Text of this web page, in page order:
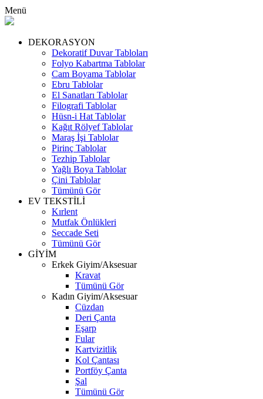
Menü
DEKORASYON
Dekoratif Duvar Tabloları
Folyo Kabartma Tablolar
Cam Boyama Tablolar
Ebru Tablolar
El Sanatları Tablolar
Filografi Tablolar
Hüsn-i Hat Tablolar
Kağıt Rölyef Tablolar
Maraş İşi Tablolar
Pirinç Tablolar
Tezhip Tablolar
Yağlı Boya Tablolar
Çini Tablolar
Tümünü Gör
EV TEKSTİLİ
Kırlent
Mutfak Önlükleri
Seccade Seti
Tümünü Gör
GİYİM
Erkek Giyim/Aksesuar
Kravat
Tümünü Gör
Kadın Giyim/Aksesuar
Cüzdan
Deri Çanta
Eşarp
Fular
Kartvizitlik
Kol Çantası
Portföy Çanta
Şal
Tümünü Gör